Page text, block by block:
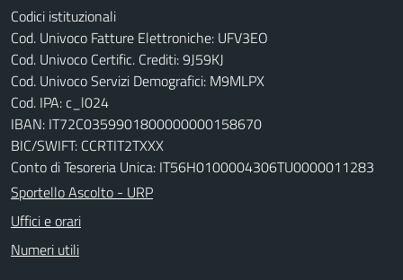
Codici istituzionali
Cod. Univoco Fatture Elettroniche: UFV3EO
Cod. Univoco Certific. Crediti: 9J59KJ
Cod. Univoco Servizi Demografici: M9MLPX
Cod. IPA: c_l024
IBAN: IT72C0359901800000000158670
BIC/SWIFT: CCRTIT2TXXX
Conto di Tesoreria Unica: IT56H0100004306TU0000011283
Sportello Ascolto - URP
Uffici e orari
Numeri utili